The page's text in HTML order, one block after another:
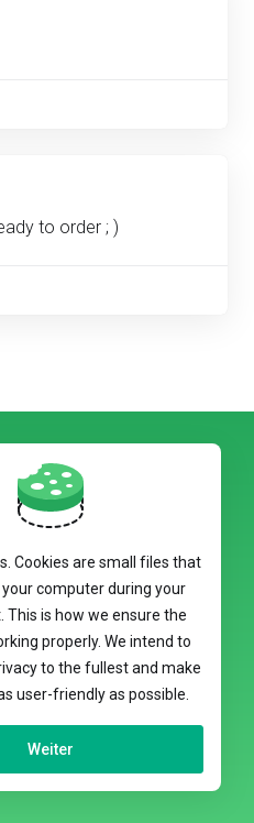
to order ; )
Bei Uns!
zu unseren
Sie Hilfe? Kein
Sie uns
Cookies are small files that
computer during your
This is how we ensure the
properly. We intend to
to the fullest and make
user-friendly as possible.
Weiter